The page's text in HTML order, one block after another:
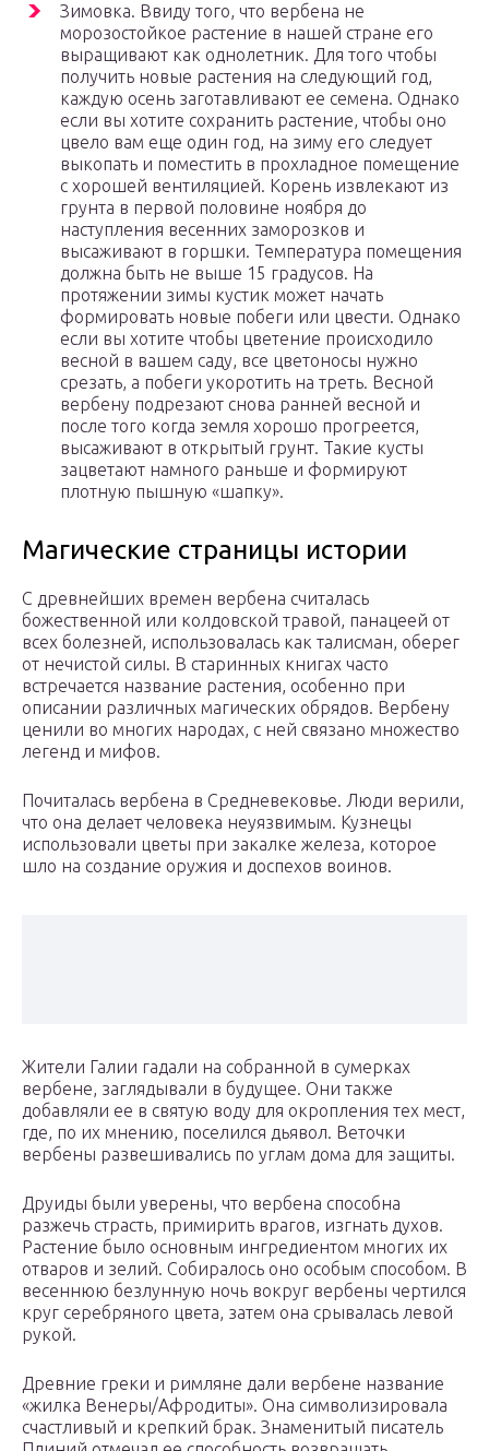
Зимовка. Ввиду того, что вербена не
морозостойкое растение в нашей стране его
выращивают как однолетник. Для того чтобы
получить новые растения на следующий год,
каждую осень заготавливают ее семена. Однако
если вы хотите сохранить растение, чтобы оно
цвело вам еще один год, на зиму его следует
выкопать и поместить в прохладное помещение
с хорошей вентиляцией. Корень извлекают из
грунта в первой половине ноября до
наступления весенних заморозков и
высаживают в горшки. Температура помещения
должна быть не выше 15 градусов. На
протяжении зимы кустик может начать
формировать новые побеги или цвести. Однако
если вы хотите чтобы цветение происходило
весной в вашем саду, все цветоносы нужно
срезать, а побеги укоротить на треть. Весной
вербену подрезают снова ранней весной и
после того когда земля хорошо прогреется,
высаживают в открытый грунт. Такие кусты
зацветают намного раньше и формируют
плотную пышную «шапку».
Магические страницы истории
С древнейших времен вербена считалась
божественной или колдовской травой, панацеей от
всех болезней, использовалась как талисман, оберег
от нечистой силы. В старинных книгах часто
встречается название растения, особенно при
описании различных магических обрядов. Вербену
ценили во многих народах, с ней связано множество
легенд и мифов.
Почиталась вербена в Средневековье. Люди верили,
что она делает человека неуязвимым. Кузнецы
использовали цветы при закалке железа, которое
шло на создание оружия и доспехов воинов.
Жители Галии гадали на собранной в сумерках
вербене, заглядывали в будущее. Они также
добавляли ее в святую воду для окропления тех мест,
где, по их мнению, поселился дьявол. Веточки
вербены развешивались по углам дома для защиты.
Друиды были уверены, что вербена способна
разжечь страсть, примирить врагов, изгнать духов.
Растение было основным ингредиентом многих их
отваров и зелий. Собиралось оно особым способом. В
весеннюю безлунную ночь вокруг вербены чертился
круг серебряного цвета, затем она срывалась левой
рукой.
Древние греки и римляне дали вербене название
«жилка Венеры/Афродиты». Она символизировала
счастливый и крепкий брак. Знаменитый писатель